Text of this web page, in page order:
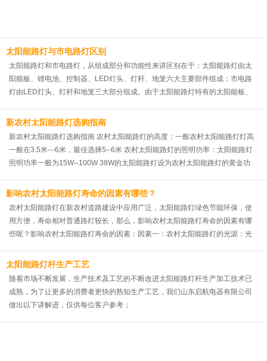
太阳能路灯与市电路灯区别
太阳能路灯和市电路灯，从组成部分和功能性来讲区别在于：太阳能路灯由太
阳能板、锂电池、控制器、LED灯头、灯杆、地笼六大主要部件组成；市电路
灯由LED灯头、灯杆和地笼三大部分组成。由于太阳能路灯特有的太阳能板、
独立完成充电过程，根据日照时间自动亮灯和灭灯，甚至可以根据日照亮度自
完全否定市电路灯。
新农村太阳能路灯选购指南
新农村太阳能路灯选购指南 农村太阳能路灯的高度：一般农村太阳能路灯灯高
一般在3.5米---6米，最佳选择5--6米 农村太阳能路灯的照明功率：太阳能路灯
照明功率一般为15W--100W 38W的太阳能路灯设为农村太阳能路灯的黄金功
影响农村太阳能路灯寿命的因素有哪些？
农村太阳能路灯在新农村道路建设中应用广泛，太阳能路灯绿色节能环保，使
用方便，寿命相对普通路灯较长，那么，影响农村太阳能路灯寿命的因素有哪
些呢？影响农村太阳能路灯寿命的因素：因素一：农村太阳能路灯的光源：光
卤灯、无极灯和led灯，其中高压钠灯和led灯的使用率最高。钠灯价格便宜，
太阳能路灯杆生产工艺
随着市场不断发展，生产技术及工艺的不断改进太阳能路灯杆生产加工技术已
成熟，为了让更多的消费者更快的熟知生产工艺，我们山东启航电器有限公司
做出以下讲解进，仅供每位客户参考；